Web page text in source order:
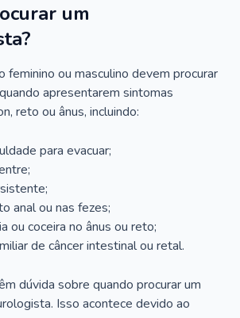
um
feminino ou masculino devem procurar
apresentarem sintomas
reto ou ânus, incluindo:
para evacuar;
anal ou nas fezes;
ou coceira no ânus ou reto;
de câncer intestinal ou retal.
dúvida sobre quando procurar um
Isso acontece devido ao